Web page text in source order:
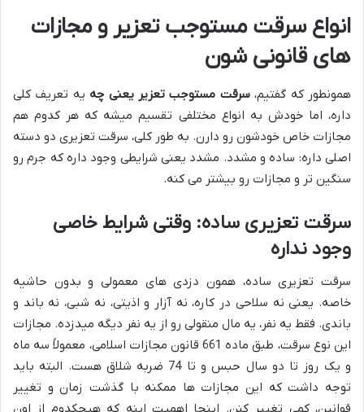
انواع سرقت مستوجب تعزیر و مجازات
های قانونی شون
همونطور که گفتیم،سرقت مستوجب تعزیر یعنی چه یه تعریف کلی
داره، اما خودش به انواع مختلفی تقسیم میشه که هر کدوم هم
مجازات خاص خودشون رو دارن. به طور کلی، سرقت تعزیری دو دسته
اصلی داره: ساده و مشدد. مشدد یعنی شرایطی وجود داره که جرم رو
سنگین تر و مجازات رو بیشتر می کنه.
سرقت تعزیری ساده: وقتی شرایط خاصی
وجود نداره
سرقت تعزیری ساده، همون دزدی های معمولی و بدون حاشیه
خاصه. یعنی نه سلاحی در کاره، نه آزار و اذیتی، نه شبی، نه باند و
باندی. فقط یه نفر، یه مال منقولی رو از یه نفر دیگه میدزده. مجازات
این نوع سرقت، طبق ماده 661 قانون مجازات اسلامی، معمولاً سه ماه
و یک روز تا دو سال حبس و تا 74 ضربه شلاق هست. البته باید
توجه داشت که این مجازات ها ممکنه با گذشت زمان و تغییر